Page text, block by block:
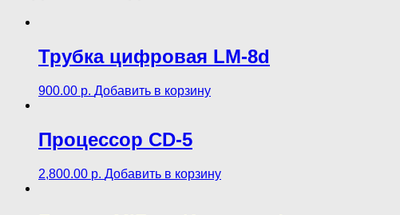
Трубка цифровая LM-8d
900.00 р. Добавить в корзину
Процессор CD-5
2,800.00 р. Добавить в корзину